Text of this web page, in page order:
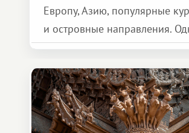
Европу, Азию, популярные
и островные направления.
возможности обменной
значительно шире. Среди них
и Африка — континент,
способен подарить
формат путешествия.